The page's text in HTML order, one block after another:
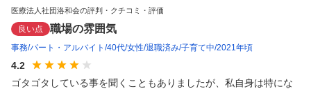
医療法人社団洛和会の評判・クチコミ・評価
良い点 職場の雰囲気
事務 パート・アルバイト 40代 女性 退職済み 子育て中 2021年頃
4.2
ゴタゴタしている事を聞くこともありましたが、私自身は特にな